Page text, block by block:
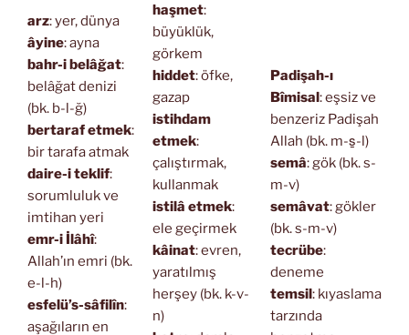
arz: yer, dünya
âyine: ayna
bahr-i belâğat:
belâğat denizi
(bk. b-l-ğ)
bertaraf etmek:
bir tarafa atmak
daire-i teklif:
sorumluluk ve
imtihan yeri
emr-i İlâhî:
Allah’ın emri (bk.
e-l-h)
esfelü’s-sâfilîn:
aşağıların en
haşmet:
büyüklük,
görkem
hiddet: öfke,
gazap
istihdam
etmek:
çalıştırmak,
kullanmak
istilâ etmek:
ele geçirmek
kâinat: evren,
yaratılmış
herşey (bk. k-v-
n)
Padişah-ı
Bîmisal: eşsiz ve
benzeriz Padişah
Allah (bk. m-s̱-l)
semâ: gök (bk. s-
m-v)
semâvat: gökler
(bk. s-m-v)
tecrübe:
deneme
temsil: kıyaslama
tarzında